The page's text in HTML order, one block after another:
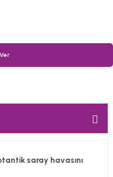
saray havasını